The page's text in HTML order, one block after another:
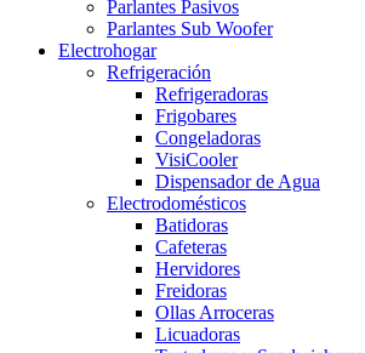
Parlantes Pasivos
Parlantes Sub Woofer
Electrohogar
Refrigeración
Refrigeradoras
Frigobares
Congeladoras
VisiCooler
Dispensador de Agua
Electrodomésticos
Batidoras
Cafeteras
Hervidores
Freidoras
Ollas Arroceras
Licuadoras